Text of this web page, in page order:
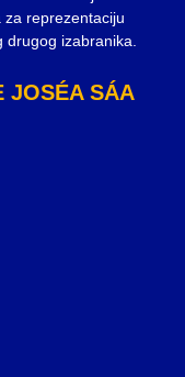
reprezentaciju
izabranika.
JOSÉA SÁA